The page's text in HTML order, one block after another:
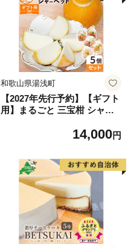
和歌山県湯浅町
【2027年先行予約】【ギフト
用】まるごと 三宝柑 シャー
14,000円